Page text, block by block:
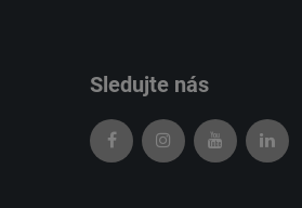
Sledujte nás